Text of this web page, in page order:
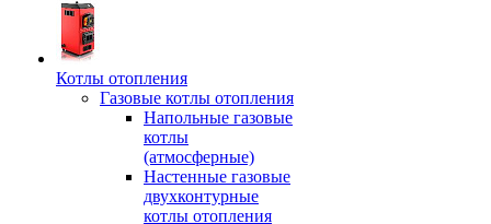
Котлы отопления
Газовые котлы отопления
Напольные газовые
котлы
(атмосферные)
Настенные газовые
двухконтурные
котлы отопления